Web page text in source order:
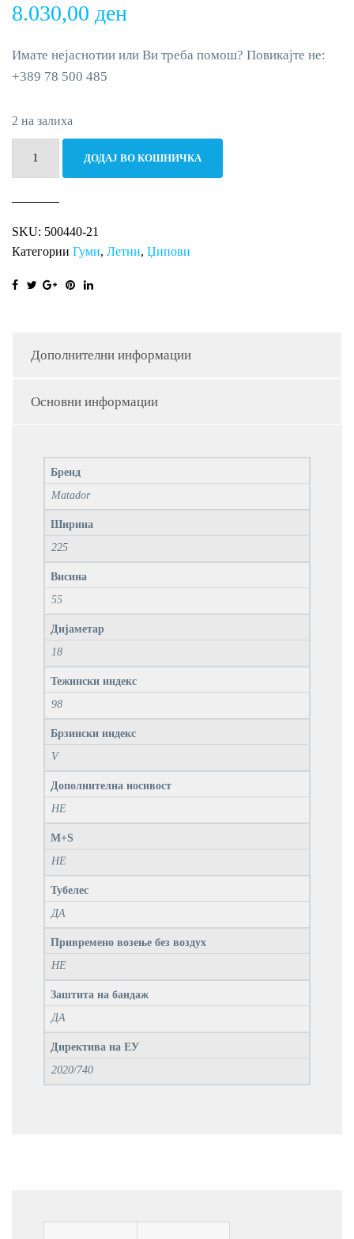
8.030,00 ден
Имате нејаснотии или Ви треба помош? Повикајте не:
+389 78 500 485
2 на залиха
3
SUV
FR
ДОДАЈ ВО КОШНИЧКА
SKU: 500440-21
Категории Гуми, Летни, Џипови
Дополнителни информации
Основни информации
Бренд
Matador
Ширина
225
Висина
55
Дијаметар
18
Тежински индекс
98
Брзински индекс
V
Дополнителна носивост
НЕ
M+S
НЕ
Тубелес
ДА
Привремено возење без воздух
НЕ
Заштита на бандаж
ДА
Директива на ЕУ
2020/740